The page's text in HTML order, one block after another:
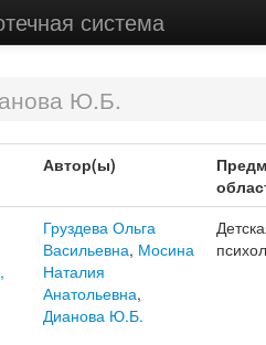
система
Ю.Б.
Автор(ы)
Груздева Ольга
Васильевна, Мосина
Наталия
Анатольевна,
Дианова Ю.Б.